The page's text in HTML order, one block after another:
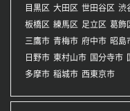
目黒区 大田区 世田谷区 渋
板橋区 練馬区 足立区 葛飾
三鷹市 青梅市 府中市 昭島
日野市 東村山市 国分寺市
多摩市 稲城市 西東京市